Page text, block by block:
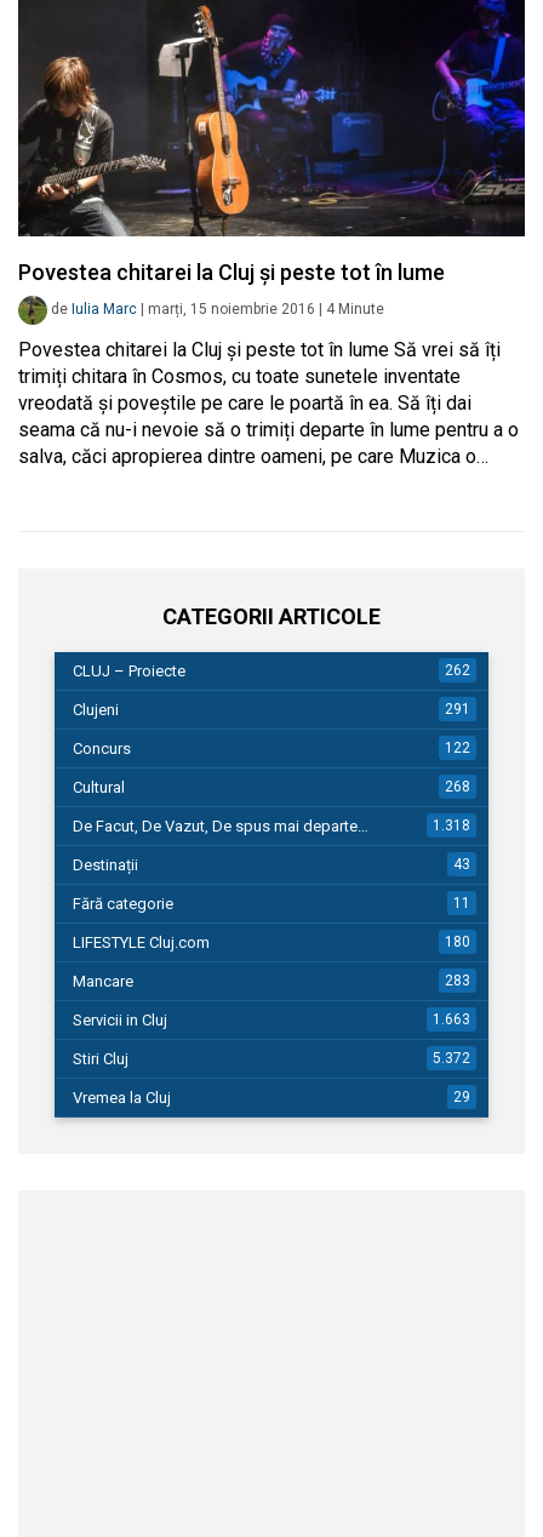
Povestea chitarei la Cluj și peste tot în lume
de Iulia Marc marți, 15 noiembrie 2016 4 Minute
Povestea chitarei la Cluj și peste tot în lume Să vrei să îți
trimiți chitara în Cosmos, cu toate sunetele inventate
vreodată și poveștile pe care le poartă în ea. Să îți dai
seama că nu-i nevoie să o trimiți departe în lume pentru a o
salva, căci apropierea dintre oameni, pe care Muzica o…
CATEGORII ARTICOLE
CLUJ – Proiecte 262
Clujeni 291
Concurs 122
Cultural 268
De Facut, De Vazut, De spus mai departe… 1.318
Destinații 43
Fără categorie 11
LIFESTYLE Cluj.com 180
Mancare 283
Servicii in Cluj 1.663
Stiri Cluj 5.372
Vremea la Cluj 29